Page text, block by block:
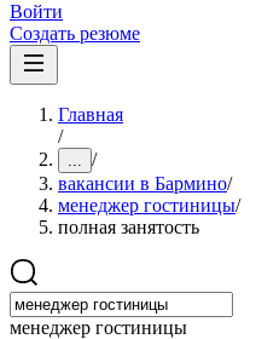
Войти
Создать резюме
Главная
/
... /
вакансии в Бармино/
менеджер гостиницы/
полная занятость
менеджер гостиницы